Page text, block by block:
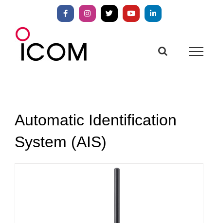
springen
FacebookInstagram
X YouTubeLinkedIn
Automatic Identification
System (AIS)